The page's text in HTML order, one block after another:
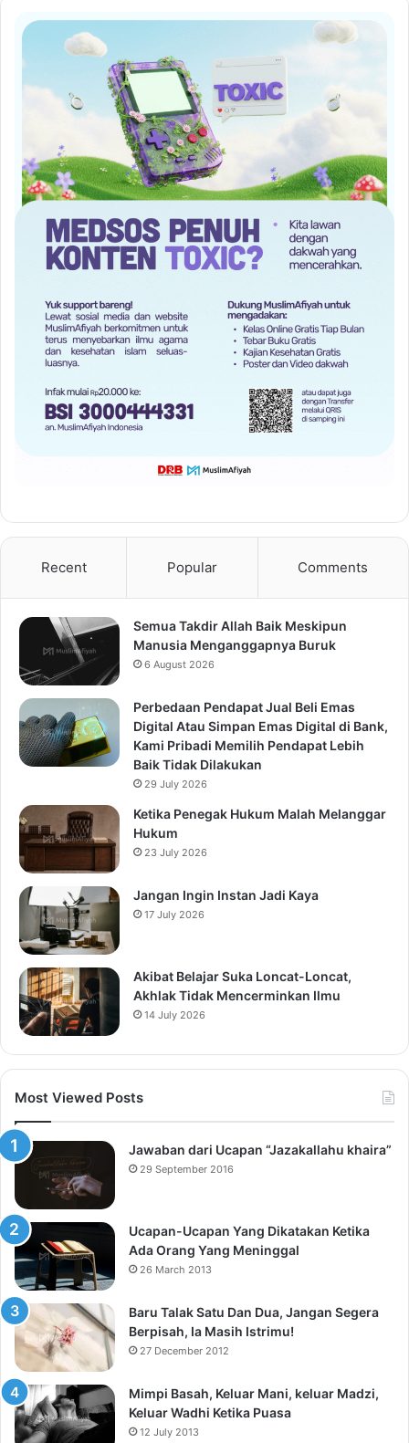
Recent Popular Comments
Semua Takdir Allah Baik Meskipun
Manusia Menganggapnya Buruk
6 August 2026
Perbedaan Pendapat Jual Beli Emas
Digital Atau Simpan Emas Digital di Bank,
Kami Pribadi Memilih Pendapat Lebih
Baik Tidak Dilakukan
29 July 2026
Ketika Penegak Hukum Malah Melanggar
Hukum
23 July 2026
Jangan Ingin Instan Jadi Kaya
17 July 2026
Akibat Belajar Suka Loncat-Loncat,
Akhlak Tidak Mencerminkan Ilmu
14 July 2026
Most Viewed Posts
Jawaban dari Ucapan “Jazakallahu khaira”
29 September 2016
Ucapan-Ucapan Yang Dikatakan Ketika
Ada Orang Yang Meninggal
26 March 2013
Baru Talak Satu Dan Dua, Jangan Segera
Berpisah, Ia Masih Istrimu!
27 December 2012
Mimpi Basah, Keluar Mani, keluar Madzi,
Keluar Wadhi Ketika Puasa
12 July 2013